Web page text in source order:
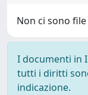
Non ci sono
I documenti in
tutti i diritti
indicazione.